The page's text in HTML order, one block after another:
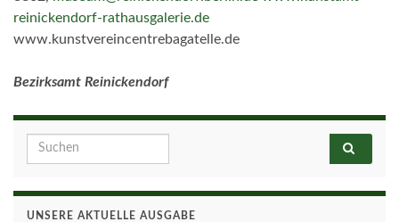
reinickendorf-rathausgalerie.de
www.kunstvereincentrebagatelle.de
Bezirksamt Reinickendorf
Search for:
UNSERE AKTUELLE AUSGABE